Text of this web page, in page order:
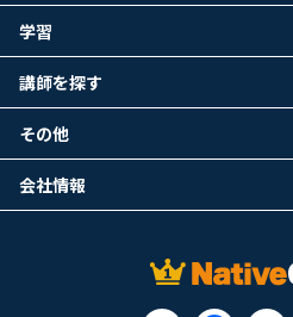
学習
講師を探す
その他
会社情報